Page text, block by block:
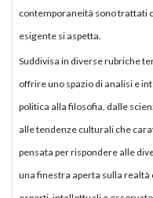
contemporaneità sono trattati
esigente si aspetta.
Suddivisa in diverse rubriche
offrire uno spazio di analisi e
politica alla filosofia, dalle
alle tendenze culturali che
pensata per rispondere alle
una finestra aperta sulla